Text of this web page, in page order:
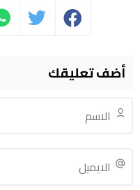
أضف تعليقك